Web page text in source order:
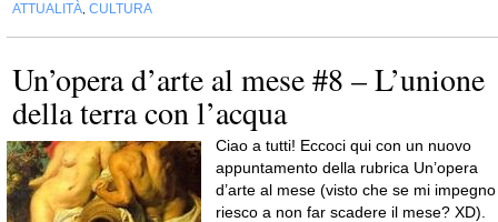
ATTUALITÀ CULTURA
Un’opera d’arte al mese #8 – L’unione
della terra con l’acqua
Ciao a tutti! Eccoci qui con un nuovo
appuntamento della rubrica Un’opera
d’arte al mese (visto che se mi impegno
riesco a non far scadere il mese? XD).